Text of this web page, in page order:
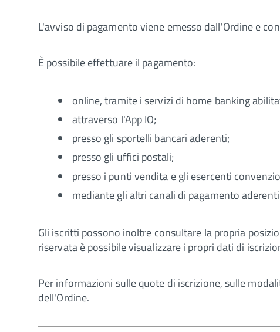
L'avviso di pagamento viene emesso dall'Ordine e
È possibile effettuare il pagamento:
online, tramite i servizi di home banking
attraverso l'App IO;
presso gli sportelli bancari aderenti;
presso gli uffici postali;
presso i punti vendita e gli esercenti
mediante gli altri canali di pagamento
Gli iscritti possono inoltre consultare la propria
riservata è possibile visualizzare i propri dati di
Per informazioni sulle quote di iscrizione, sulle
dell'Ordine.